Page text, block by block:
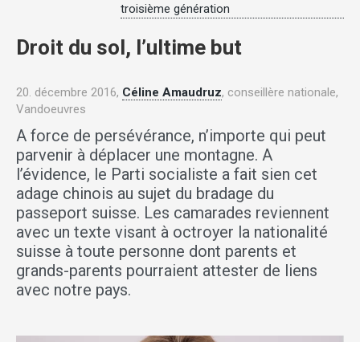
troisième génération
Droit du sol, l’ultime but
20. décembre 2016, Céline Amaudruz, conseillère nationale,
Vandoeuvres
A force de persévérance, n’importe qui peut
parvenir à déplacer une montagne. A
l’évidence, le Parti socialiste a fait sien cet
adage chinois au sujet du bradage du
passeport suisse. Les camarades reviennent
avec un texte visant à octroyer la nationalité
suisse à toute personne dont parents et
grands-parents pourraient attester de liens
avec notre pays.